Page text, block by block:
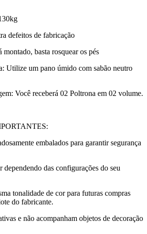
defeitos de fabricação
basta rosquear os pés
Utilize um pano úmido com sabão neutro
Você receberá 02 Poltrona em 02 volume.
embalados para garantir segurança
dependendo das configurações do seu
tonalidade de cor para futuras compras
do fabricante.
e não acompanham objetos de decoração